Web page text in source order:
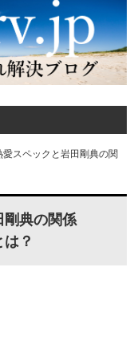
愛スペックと岩田剛典の関
剛典の関係
？